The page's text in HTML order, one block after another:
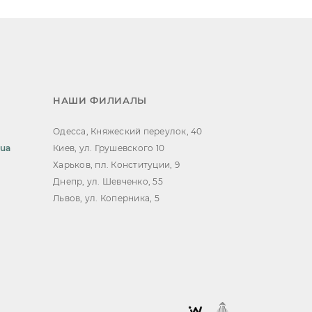
НАШИ ФИЛИАЛЫ
Одесса, Княжеский переулок, 40
Киев, ул. Грушевского 10
Харьков, пл. Конституции, 9
Днепр, ул. Шевченко, 55
Львов, ул. Коперника, 5